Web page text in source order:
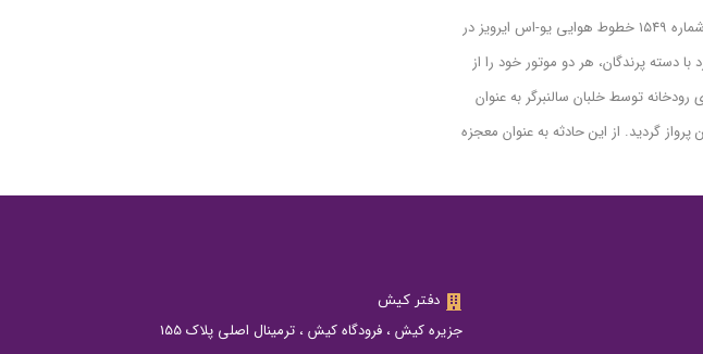
یکی از معروف ترین و جنجالی ترین حوادث رخ داده در تاریخ هوانوردی جهان به علت برخورد یک پرنده به هواپیما مربوط به پرواز شماره ۱۵۴۹ خطوط هوایی یو-اس ایرویز در
نیویورک به علت برخورد با دسته پرندگان، هر دو موتور خود را از
توسط خلبان سالنبرگر به عنوان
بر روی یک هواپیمای مسافربری لقب گرفت که موجب نجات جان تمامی ۱۵۵ سرنشین این پرواز گردید. از این حادثه به عنوان معجزه
دفتر کیش
جزیره کیش ، فرودگاه کیش ، ترمینال اصلی پلاک 155